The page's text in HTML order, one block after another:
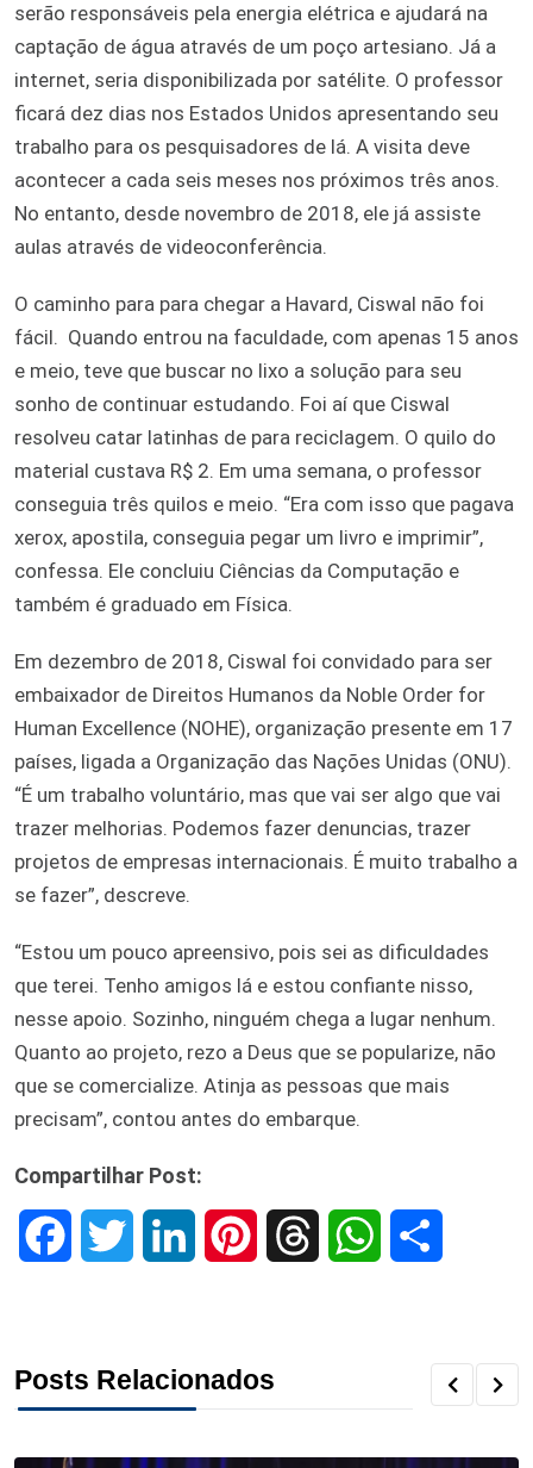
serão responsáveis pela energia elétrica e ajudará na
captação de água através de um poço artesiano. Já a
internet, seria disponibilizada por satélite. O professor
ficará dez dias nos Estados Unidos apresentando seu
trabalho para os pesquisadores de lá. A visita deve
acontecer a cada seis meses nos próximos três anos.
No entanto, desde novembro de 2018, ele já assiste
aulas através de videoconferência.
O caminho para para chegar a Havard, Ciswal não foi
fácil. Quando entrou na faculdade, com apenas 15 anos
e meio, teve que buscar no lixo a solução para seu
sonho de continuar estudando. Foi aí que Ciswal
resolveu catar latinhas de para reciclagem. O quilo do
material custava R$ 2. Em uma semana, o professor
conseguia três quilos e meio. “Era com isso que pagava
xerox, apostila, conseguia pegar um livro e imprimir”,
confessa. Ele concluiu Ciências da Computação e
também é graduado em Física.
Em dezembro de 2018, Ciswal foi convidado para ser
embaixador de Direitos Humanos da Noble Order for
Human Excellence (NOHE), organização presente em 17
países, ligada a Organização das Nações Unidas (ONU).
“É um trabalho voluntário, mas que vai ser algo que vai
trazer melhorias. Podemos fazer denuncias, trazer
projetos de empresas internacionais. É muito trabalho a
se fazer”, descreve.
“Estou um pouco apreensivo, pois sei as dificuldades
que terei. Tenho amigos lá e estou confiante nisso,
nesse apoio. Sozinho, ninguém chega a lugar nenhum.
Quanto ao projeto, rezo a Deus que se popularize, não
que se comercialize. Atinja as pessoas que mais
precisam”, contou antes do embarque.
Compartilhar Post:
e t k t
Posts Relacionados